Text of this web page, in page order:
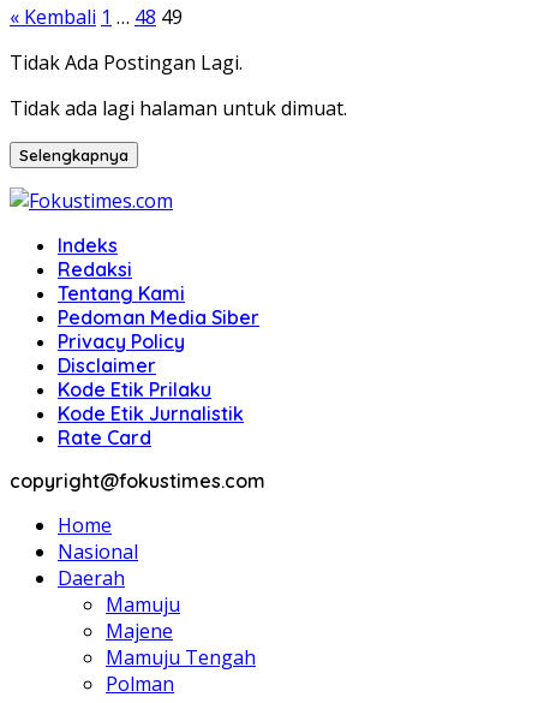
Paginasi
pos
« Kembali 1 … 48 49
Tidak Ada Postingan Lagi.
Tidak ada lagi halaman untuk dimuat.
Selengkapnya
Indeks
Redaksi
Tentang Kami
Pedoman Media Siber
Privacy Policy
Disclaimer
Kode Etik Prilaku
Kode Etik Jurnalistik
Rate Card
copyright@fokustimes.com
Home
Nasional
Daerah
Mamuju
Majene
Mamuju Tengah
Polman